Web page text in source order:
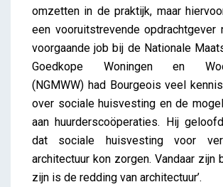
omzetten in de praktijk, maar
een vooruitstrevende opdrachtgever
voorgaande job bij de Nationale
Goedkope Woningen en
(NGMWW) had Bourgeois veel
over sociale huisvesting en de
aan huurderscoöperaties. Hij
dat sociale huisvesting voor
architectuur kon zorgen. Vandaar zijn
zijn is de redding van architectuur’.